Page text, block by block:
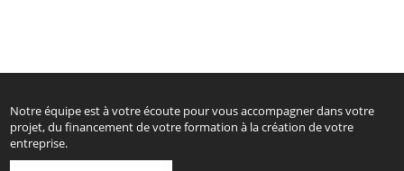
Notre équipe est à votre écoute pour vous accompagner dans votre
projet, du financement de votre formation à la création de votre
entreprise.